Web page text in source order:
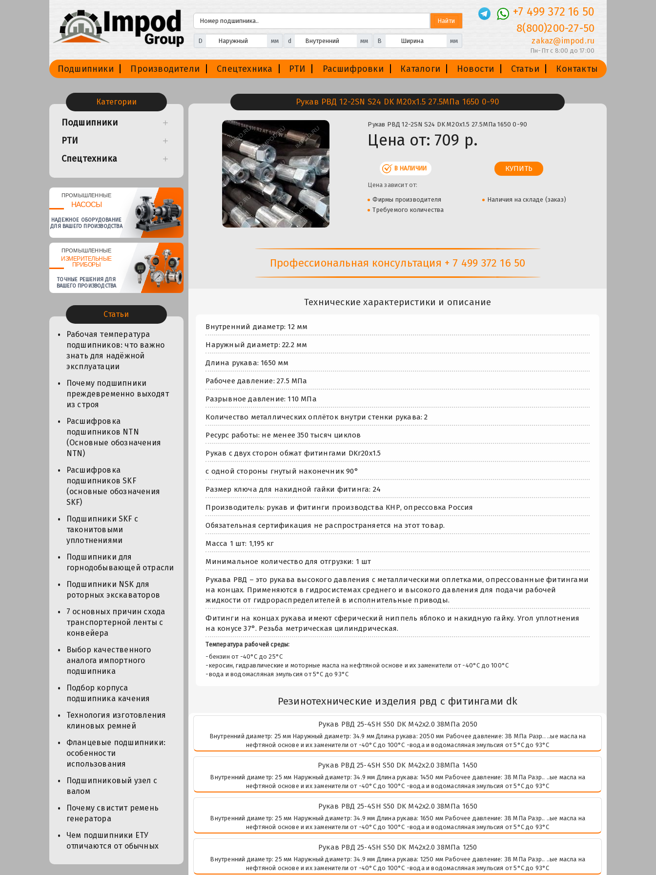
D мм d мм B мм
+7 499 372 16 50
8(800)200-27-50
zakaz@impod.ru
Пн-Пт с 8:00 до 17:00
Подшипники Производители Спецтехника РТИ Расшифровки Каталоги Новости Статьи Контакты
Категории
Подшипники
РТИ
Спецтехника
ПРОМЫШЛЕННЫЕ
НАСОСЫ
НАДЕЖНОЕ ОБОРУДОВАНИЕ
ДЛЯ ВАШЕГО ПРОИЗВОДСТВА
ПРОМЫШЛЕННЫЕ
ИЗМЕРИТЕЛЬНЫЕ
ПРИБОРЫ
ТОЧНЫЕ РЕШЕНИЯ ДЛЯ
ВАШЕГО ПРОИЗВОДСТВА
Статьи
Рабочая температура
подшипников: что важно
знать для надёжной
эксплуатации
Почему подшипники
преждевременно выходят
из строя
Расшифровка
подшипников NTN
(Основные обозначения
NTN)
Расшифровка
подшипников SKF
(основные обозначения
SKF)
Подшипники SKF с
таконитовыми
уплотнениями
Подшипники для
горнодобывающей отрасли
Подшипники NSK для
роторных экскаваторов
7 основных причин схода
транспортерной ленты с
конвейера
Выбор качественного
аналога импортного
подшипника
Подбор корпуса
подшипника качения
Технология изготовления
клиновых ремней
Фланцевые подшипники:
особенности
использования
Подшипниковый узел с
валом
Почему свистит ремень
генератора
Чем подшипники ЕТУ
отличаются от обычных
Рукав РВД 12-2SN S24 DK М20х1.5 27.5МПа 1650 0-90
Рукав РВД 12-2SN S24 DK М20х1.5 27.5МПа 1650 0-90
Цена от: 709 р.
В НАЛИЧИИ
Цена зависит от:
Фирмы производителя
Наличия на складе (заказ)
Требуемого количества
Профессиональная консультация + 7 499 372 16 50
Технические характеристики и описание
Внутренний диаметр: 12 мм
Наружный диаметр: 22.2 мм
Длина рукава: 1650 мм
Рабочее давление: 27.5 МПа
Разрывное давление: 110 МПа
Количество металлических оплёток внутри стенки рукава: 2
Ресурс работы: не менее 350 тысяч циклов
Рукав с двух сторон обжат фитингами DKг20х1.5
с одной стороны гнутый наконечник 90°
Размер ключа для накидной гайки фитинга: 24
Производитель: рукав и фитинги производства КНР, опрессовка Россия
Обязательная сертификация не распространяется на этот товар.
Масса 1 шт: 1,195 кг
Минимальное количество для отгрузки: 1 шт
Рукава РВД – это рукава высокого давления с металлическими оплетками, опрессованные фитингами
на концах. Применяются в гидросистемах среднего и высокого давления для подачи рабочей
жидкости от гидрораспределителей в исполнительные приводы.
Фитинги на концах рукава имеют сферический ниппель яблоко и накидную гайку. Угол уплотнения
на конусе 37°. Резьба метрическая цилиндрическая.
Температура рабочей среды:
-бензин от -40°C до 25°C
-керосин, гидравлические и моторные масла на нефтяной основе и их заменители от -40°C до 100°C
-вода и водомасляная эмульсия от 5°C до 93°C
Резинотехнические изделия рвд с фитингами dk
Рукав РВД 25-4SH S50 DK М42х2.0 38МПа 2050
Внутренний диаметр: 25 мм Наружный диаметр: 34.9 мм Длина рукава: 2050 мм Рабочее давление: 38 МПа Разр.. ..ые масла на
нефтяной основе и их заменители от -40°C до 100°C -вода и водомасляная эмульсия от 5°C до 93°C
Рукав РВД 25-4SH S50 DK М42х2.0 38МПа 1450
Внутренний диаметр: 25 мм Наружный диаметр: 34.9 мм Длина рукава: 1450 мм Рабочее давление: 38 МПа Разр.. ..ые масла на
нефтяной основе и их заменители от -40°C до 100°C -вода и водомасляная эмульсия от 5°C до 93°C
Рукав РВД 25-4SH S50 DK М42х2.0 38МПа 1650
Внутренний диаметр: 25 мм Наружный диаметр: 34.9 мм Длина рукава: 1650 мм Рабочее давление: 38 МПа Разр.. ..ые масла на
нефтяной основе и их заменители от -40°C до 100°C -вода и водомасляная эмульсия от 5°C до 93°C
Рукав РВД 25-4SH S50 DK М42х2.0 38МПа 1250
Внутренний диаметр: 25 мм Наружный диаметр: 34.9 мм Длина рукава: 1250 мм Рабочее давление: 38 МПа Разр.. ..ые масла на
нефтяной основе и их заменители от -40°C до 100°C -вода и водомасляная эмульсия от 5°C до 93°C